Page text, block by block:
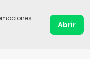
Abrir